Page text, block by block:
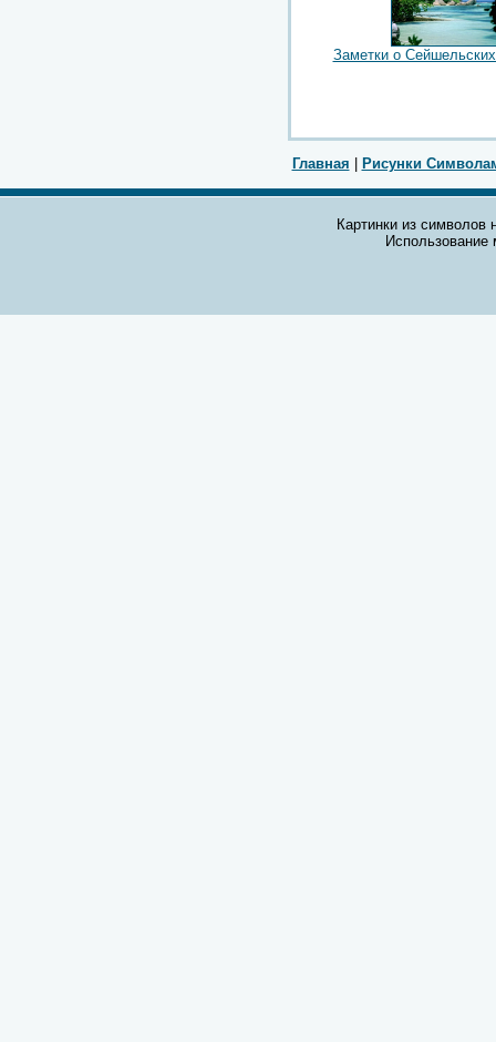
Заметки о
Главная Рисунки
Картинки из символов
Использование